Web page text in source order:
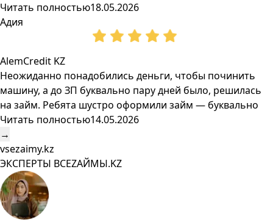
Читать полностью18.05.2026
Адия
AlemCredit KZ
Неожиданно понадобились деньги, чтобы починить
машину, а до ЗП буквально пару дней было, решилась
на займ. Ребята шустро оформили займ — буквально
Читать полностью14.05.2026
→
vsezaimy.kz
ЭКСПЕРТЫ ВСЕZAЙМЫ.KZ